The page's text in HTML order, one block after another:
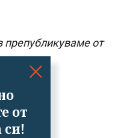
от
си!
от